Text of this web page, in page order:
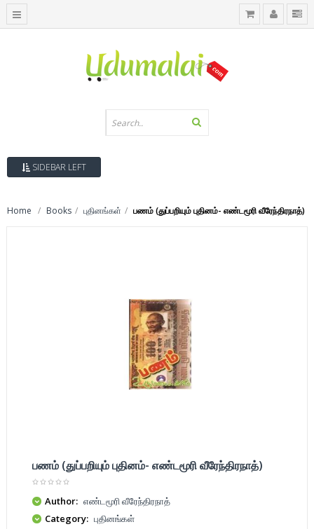
SIDEBAR LEFT
Home Books புதினங்கள் பணம் (துப்பறியும் புதினம்- எண்டமூரி வீரேந்திரநாத்)
பணம் (துப்பறியும் புதினம்- எண்டமூரி வீரேந்திரநாத்)
Author: எண்டமூரி வீரேந்திரநாத்
Category: புதினங்கள்